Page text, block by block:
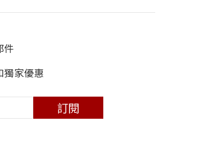
件
獨家優惠
訂閱